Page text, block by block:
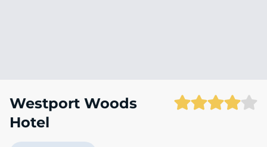
Westport Woods
Hotel